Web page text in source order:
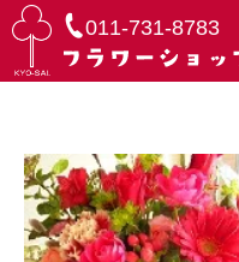
011-731-8783